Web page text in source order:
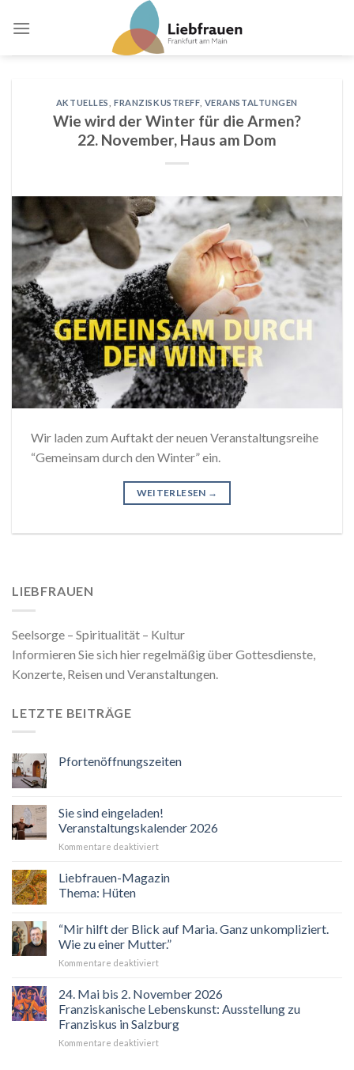
AKTUELLES ,FRANZISKUSTREFF, VERANSTALTUNGEN
Wie wird der Winter für die Armen?
22. November, Haus am Dom
Wir laden zum Auftakt der neuen Veranstaltungsreihe
“Gemeinsam durch den Winter” ein.
WEITERLESEN →
LIEBFRAUEN
Seelsorge – Spiritualität – Kultur
Informieren Sie sich hier regelmäßig über Gottesdienste,
Konzerte, Reisen und Veranstaltungen.
LETZTE BEITRÄGE
Pfortenöffnungszeiten
Sie sind eingeladen!
Veranstaltungskalender 2026
Kommentare deaktiviertfür
sind
Liebfrauen-Magazin
Thema: Hüten
“Mir hilft der Blick auf Maria. Ganz unkompliziert.
Wie zu einer Mutter.”
Kommentare deaktiviertfür
hilft
Blick
auf
Maria.
24. Mai bis 2. November 2026
Franziskanische Lebenskunst: Ausstellung zu
Franziskus in Salzburg
Kommentare deaktiviertfür